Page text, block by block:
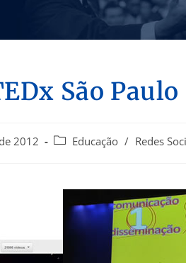
São
2012 Educação / Redes